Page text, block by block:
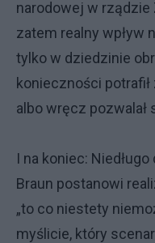
narodowej w rządzie
zatem realny wpływ
tylko w dziedzinie
konieczności
albo wręcz pozwalał
I na koniec:
Braun postanowi
„to co niestety
myślicie, który